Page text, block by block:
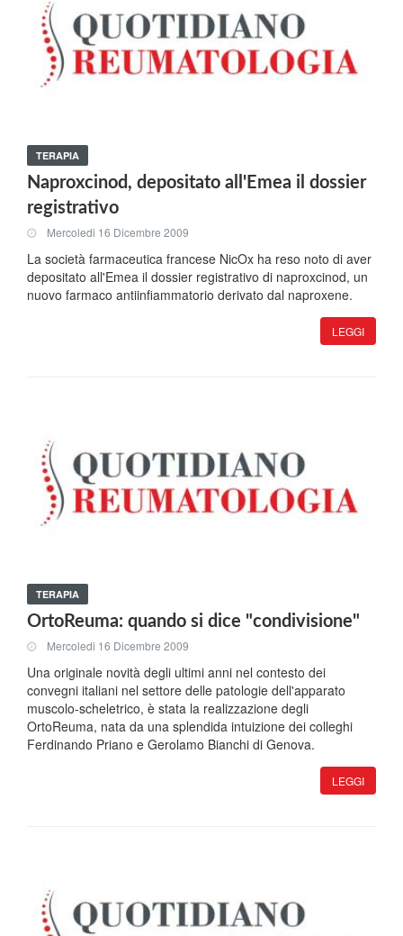
TERAPIA
Naproxcinod, depositato all'Emea il dossier
registrativo
Mercoledi 16 Dicembre 2009
La società farmaceutica francese NicOx ha reso noto di aver
depositato all'Emea il dossier registrativo di naproxcinod, un
nuovo farmaco antiinfiammatorio derivato dal naproxene.
LEGGI
TERAPIA
OrtoReuma: quando si dice "condivisione"
Mercoledi 16 Dicembre 2009
Una originale novità degli ultimi anni nel contesto dei
convegni italiani nel settore delle patologie dell'apparato
muscolo-scheletrico, è stata la realizzazione degli
OrtoReuma, nata da una splendida intuizione dei colleghi
Ferdinando Priano e Gerolamo Bianchi di Genova.
LEGGI